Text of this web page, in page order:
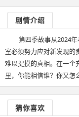
剧情介绍
第四季故事从2024
室必须努力应对新发现的
难以捉摸的真相。在一个
里，你能相信谁？你又怎
猜你喜欢